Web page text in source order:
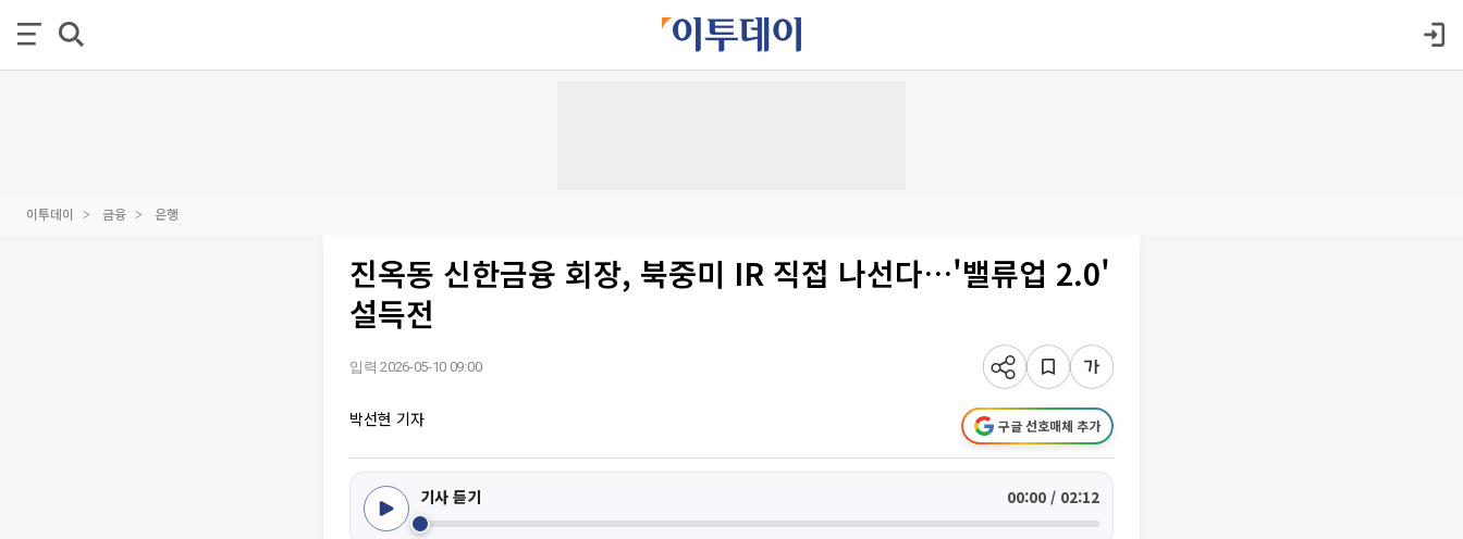
이투데이 금융 은행
진옥동 신한금융 회장, 북중미 IR 직접 나선다…'밸류업 2.0'
설득전
입력 2026-05-10 09:00
박선현 기자 구글 선호매체 추가
기사 듣기 00:00 / 02:12